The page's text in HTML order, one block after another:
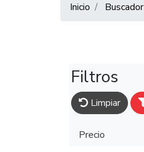
Inicio Buscador
Filtros
Limpiar
Precio